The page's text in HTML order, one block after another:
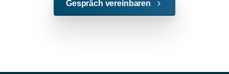
Gespräch vereinbaren